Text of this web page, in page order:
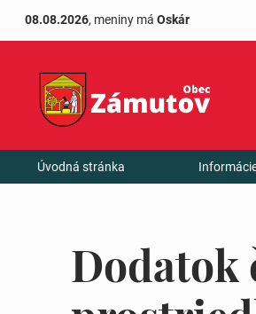
08.08.2026, meniny má Oskár
Úvodná stránka
Dodatok